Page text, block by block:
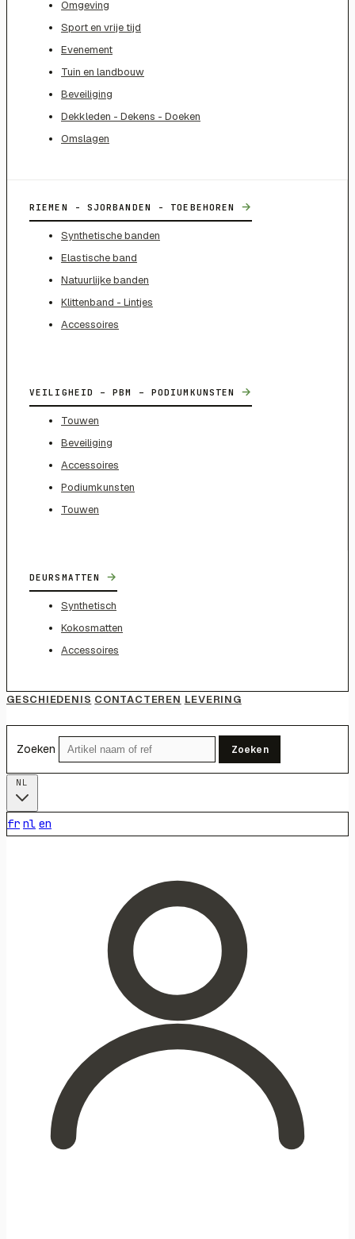
Omgeving
Sport en vrije tijd
Evenement
Tuin en landbouw
Beveiliging
Dekkleden - Dekens - Doeken
Omslagen
RIEMEN - SJORBANDEN - TOEBEHOREN →
Synthetische banden
Elastische band
Natuurlijke banden
Klittenband - Lintjes
Accessoires
VEILIGHEID – PBM – PODIUMKUNSTEN →
Touwen
Beveiliging
Accessoires
Podiumkunsten
Touwen
DEURSMATTEN →
Synthetisch
Kokosmatten
Accessoires
GESCHIEDENIS CONTACTEREN LEVERING
Zoeken Zoeken
fr nl en